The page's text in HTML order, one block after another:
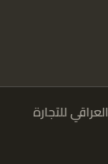
للتجارة